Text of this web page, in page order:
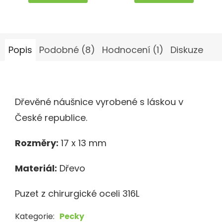
Popis Podobné (8) Hodnocení (1) Diskuze
Dřevěné náušnice vyrobené s láskou v
České republice.
Rozměry: 17 x 13 mm
Materiál: Dřevo
Puzet z chirurgické oceli 316L
Kategorie: Pecky